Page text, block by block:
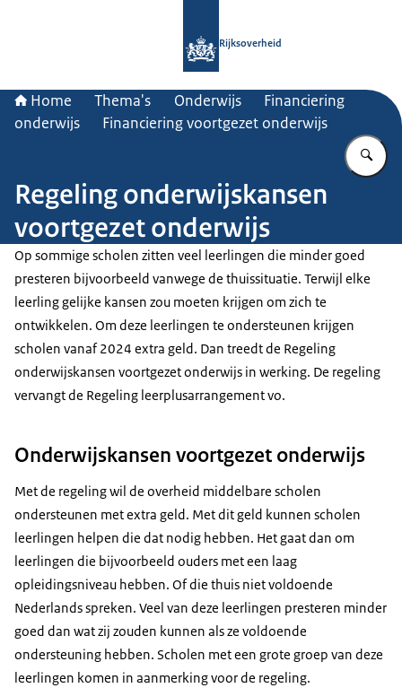
Rijksoverheid
Home Thema's Onderwijs
Financiering
onderwijs
Financiering voortgezet onderwijs
Regeling onderwijskansen
voortgezet onderwijs
Op sommige scholen zitten veel leerlingen die minder goed
presteren bijvoorbeeld vanwege de thuissituatie. Terwijl elke
leerling gelijke kansen zou moeten krijgen om zich te
ontwikkelen. Om deze leerlingen te ondersteunen krijgen
scholen vanaf 2024 extra geld. Dan treedt de Regeling
onderwijskansen voortgezet onderwijs in werking. De regeling
vervangt de Regeling leerplusarrangement vo.
Onderwijskansen voortgezet onderwijs
Met de regeling wil de overheid middelbare scholen
ondersteunen met extra geld. Met dit geld kunnen scholen
leerlingen helpen die dat nodig hebben. Het gaat dan om
leerlingen die bijvoorbeeld ouders met een laag
opleidingsniveau hebben. Of die thuis niet voldoende
Nederlands spreken. Veel van deze leerlingen presteren minder
goed dan wat zij zouden kunnen als ze voldoende
ondersteuning hebben. Scholen met een grote groep van deze
leerlingen komen in aanmerking voor de regeling.